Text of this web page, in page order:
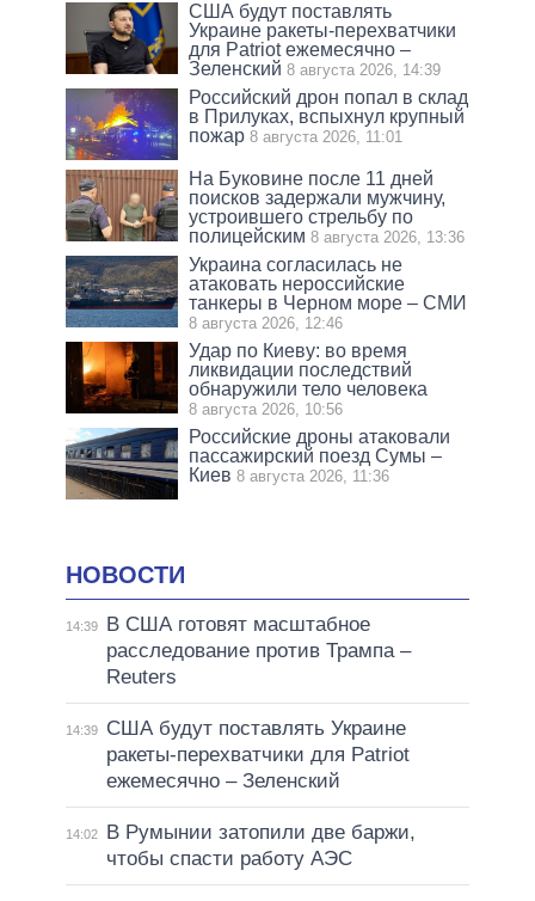
США будут поставлять
Украине ракеты-перехватчики
для Patriot ежемесячно –
Зеленский 8 августа 2026, 14:39
Российский дрон попал в склад
в Прилуках, вспыхнул крупный
пожар 8 августа 2026, 11:01
На Буковине после 11 дней
поисков задержали мужчину,
устроившего стрельбу по
полицейским 8 августа 2026, 13:36
Украина согласилась не
атаковать нероссийские
танкеры в Черном море – СМИ
8 августа 2026, 12:46
Удар по Киеву: во время
ликвидации последствий
обнаружили тело человека
8 августа 2026, 10:56
Российские дроны атаковали
пассажирский поезд Сумы –
Киев 8 августа 2026, 11:36
НОВОСТИ
14:39
В США готовят масштабное
расследование против Трампа –
Reuters
14:39
США будут поставлять Украине
ракеты-перехватчики для Patriot
ежемесячно – Зеленский
14:02
В Румынии затопили две баржи,
чтобы спасти работу АЭС